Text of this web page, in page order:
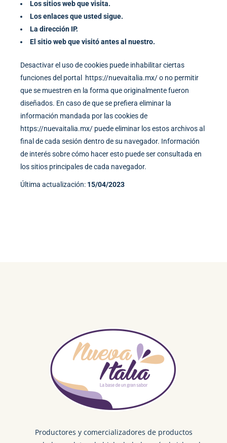
Los sitios web que visita.
Los enlaces que usted sigue.
La dirección IP.
El sitio web que visitó antes al nuestro.
Desactivar el uso de cookies puede inhabilitar ciertas
funciones del portal
https://nuevaitalia.mx/o no permitir
que se muestren en la forma que originalmente fueron
diseñados. En caso de que se prefiera eliminar la
información mandada por las cookies de
https://nuevaitalia.mx/ puede eliminar los estos archivos al
final de cada sesión dentro de su navegador. Información
de interés sobre cómo hacer esto puede ser consultada en
los sitios principales de cada navegador.
Última actualización: 15/04/2023
Productores y comercializadores de productos